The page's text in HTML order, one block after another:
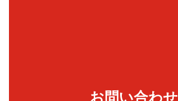
お問い合わせ